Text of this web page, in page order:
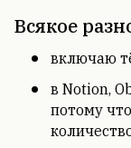
Всякое
включаю
в Notion,
потому